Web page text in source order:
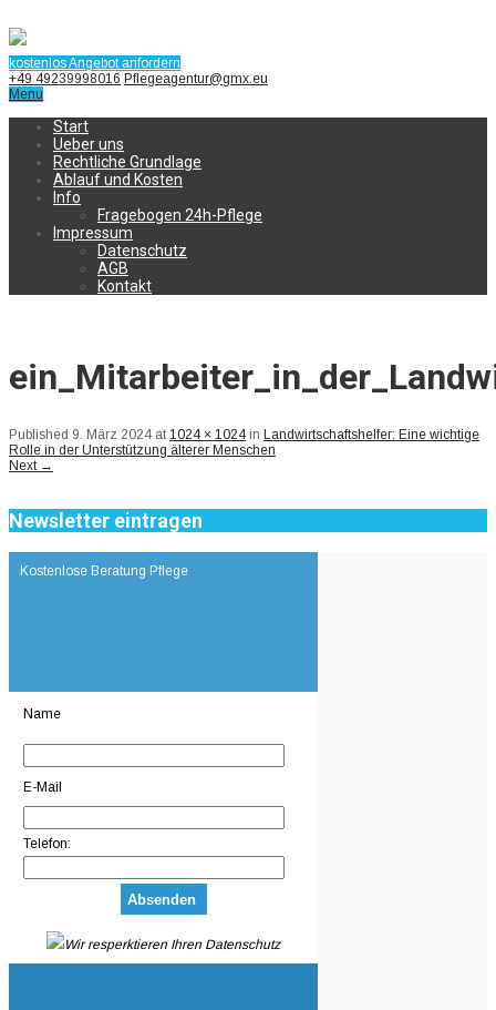
kostenlos Angebot anfordern
+49 49239998016 Pflegeagentur@gmx.eu
Menu
Start
Ueber uns
Rechtliche Grundlage
Ablauf und Kosten
Info
Fragebogen 24h-Pflege
Impressum
Datenschutz
AGB
Kontakt
Published 9. März 2024 at1024 × 1024in Landwirtschaftshelfer: Eine wichtige
Rolle in der Unterstützung älterer Menschen
Next →
Newsletter eintragen
Kostenlose Beratung Pflege
Name
E-Mail
Telefon:
Wir resperktieren Ihren Datenschutz